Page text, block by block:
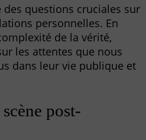
des questions cruciales sur
personnelles. En
de la vérité,
les attentes que nous
dans leur vie publique et
post-